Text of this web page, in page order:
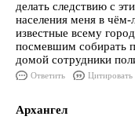
делать следствию с
населения меня в чём-
известные всему
посмевшим собирать
домой сотрудники
Ответить Цитировать
Архангел